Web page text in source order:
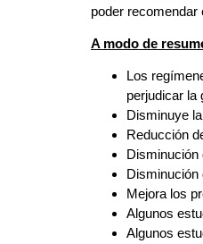
poder recomendar
A modo de
Los
perjudicar la
Disminuye
Reducción
Disminución
Disminución
Mejora los
Algunos
Algunos